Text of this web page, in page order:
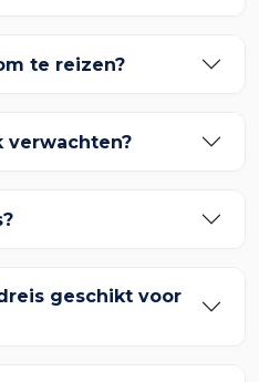
te reizen?
verwachten?
geschikt voor